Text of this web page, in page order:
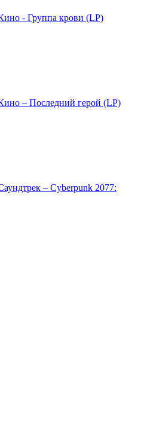
- Группа крови (LP)
– Последний герой (LP)
– Cyberpunk 2077: